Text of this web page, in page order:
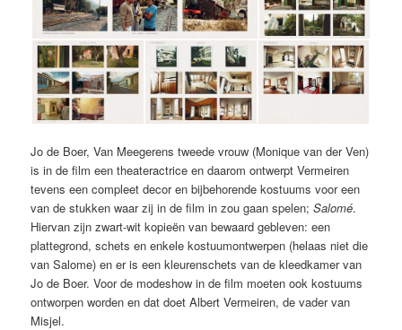
Jo de Boer, Van Meegerens tweede vrouw (Monique van der Ven)
is in de film een theateractrice en daarom ontwerpt Vermeiren
tevens een compleet decor en bijbehorende kostuums voor een
van de stukken waar zij in de film in zou gaan spelen;Salomé.
Hiervan zijn zwart-wit kopieën van bewaard gebleven: een
plattegrond, schets en enkele kostuumontwerpen (helaas niet die
van Salome) en er is een kleurenschets van de kleedkamer van
Jo de Boer. Voor de modeshow in de film moeten ook kostuums
ontworpen worden en dat doet Albert Vermeiren, de vader van
Misjel.